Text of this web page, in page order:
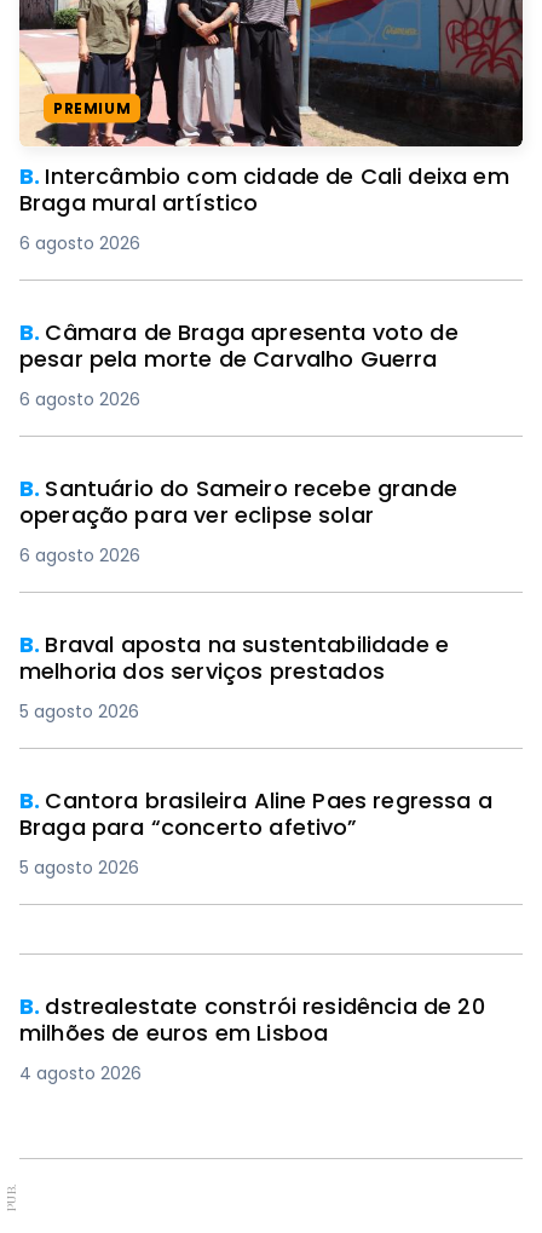
PREMIUM
B. Intercâmbio com cidade de Cali deixa em
Braga mural artístico
6 agosto 2026
B. Câmara de Braga apresenta voto de
pesar pela morte de Carvalho Guerra
6 agosto 2026
B. Santuário do Sameiro recebe grande
operação para ver eclipse solar
6 agosto 2026
B. Braval aposta na sustentabilidade e
melhoria dos serviços prestados
5 agosto 2026
B. Cantora brasileira Aline Paes regressa a
Braga para “concerto afetivo”
5 agosto 2026
B. dstrealestate constrói residência de 20
milhões de euros em Lisboa
4 agosto 2026
PUB.